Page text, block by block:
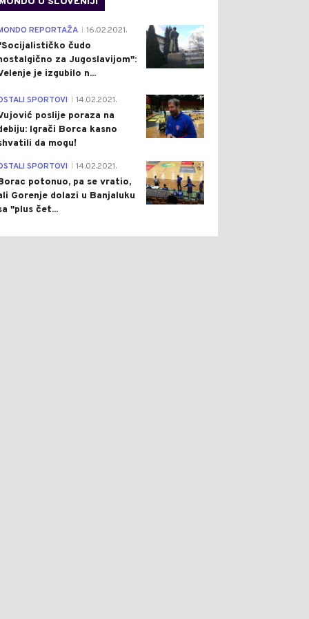
4
REPORTAŽA 16.02.2021.
čudo
za Jugoslavijom":
je izgubilo n...
1
SPORTOVI 14.02.2021.
poslije poraza na
Igrači Borca kasno
da mogu!
3
SPORTOVI 14.02.2021.
potonuo, pa se vratio,
Gorenje dolazi u Banjaluku
"plus čet...